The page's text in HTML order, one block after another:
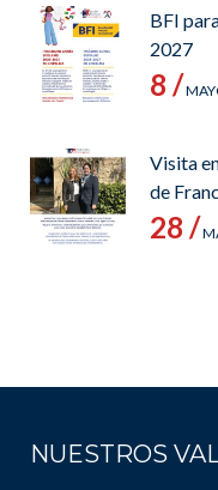
BFI
2027
8 /
Visita
de
28 /
NUESTROS